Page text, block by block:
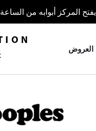
يفتح المركز أبوابه من الساعة 11:00 صباحاً حتى الساعة 20:00 مساءً
العروض